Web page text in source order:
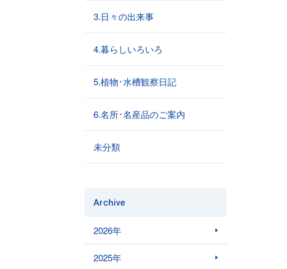
3.日々の出来事
4.暮らしいろいろ
5.植物･水槽観察日記
6.名所･名産品のご案内
未分類
Archive
2026年
2025年